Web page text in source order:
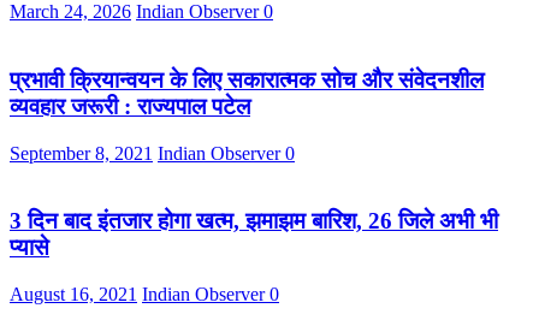
March 24, 2026 Indian Observer0
प्रभावी क्रियान्वयन के लिए सकारात्मक सोच और संवेदनशील
व्यवहार जरूरी : राज्यपाल पटेल
September 8, 2021 Indian Observer0
3 दिन बाद इंतजार होगा खत्म, झमाझम बारिश, 26 जिले अभी भी
प्यासे
August 16, 2021 Indian Observer0